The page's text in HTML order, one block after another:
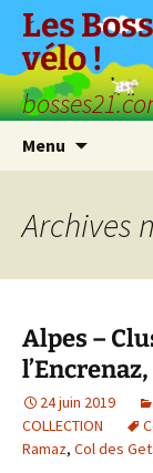
Aller
contenu
Les
vélo !
Menu
Archives
Alpes –
24 juin 2019
COLLECTION
Ramaz, Col des